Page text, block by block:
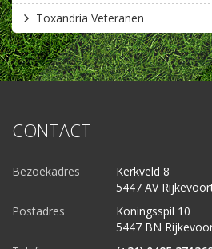
Toxandria Veteranen
CONTACT
Bezoekadres
Kerkveld 8
5447 AV
Postadres
Koningsspil 10
5447 BN